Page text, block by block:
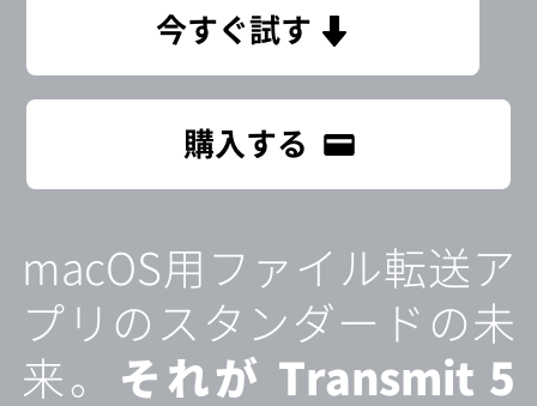
今すぐ試す
購入する
macOS用ファイル転送ア
プリのスタンダードの未
来。 それが Transmit 5